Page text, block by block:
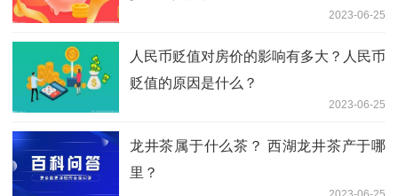
2023-06-25
人民币贬值对房价的影响有多大？人民币
贬值的原因是什么？
2023-06-25
龙井茶属于什么茶？ 西湖龙井茶产于哪
里？